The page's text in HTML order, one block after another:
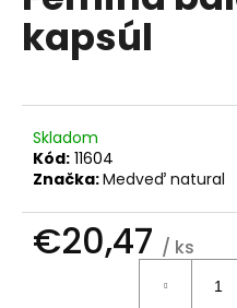
0,0
kapsúl
Skladom
Kód: 11604
Značka:Medveď natural
€20,47 / ks
á
j
ť
?